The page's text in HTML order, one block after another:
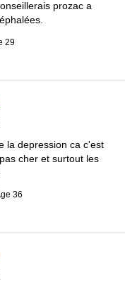
prozac a
29
la depression ca c'est
cher et surtout les
36